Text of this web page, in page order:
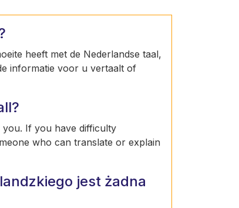
heeft met de Nederlandse taal,
informatie voor u vertaalt of
If you have difficulty
who can translate or explain
jest żadna